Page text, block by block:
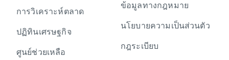
การวิเคราะห์ตลาด
ปฏิทินเศรษฐกิจ
ศูนย์ช่วยเหลือ
ข้อมูลทางกฎหมาย
นโยบายความเป็นส่วนตัว
กฎระเบียบ